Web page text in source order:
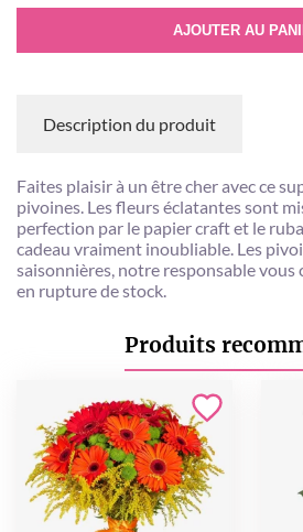
AJOUTER AU
Description du produit
Faites plaisir à un être cher avec ce
pivoines. Les fleurs éclatantes sont
perfection par le papier craft et le
cadeau vraiment inoubliable. Les
saisonnières, notre responsable vous
en rupture de stock.
Produits